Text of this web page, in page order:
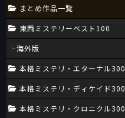
まとめ作品一覧
東西ミステリーベスト100
海外版
本格ミステリ・エターナル300
本格ミステリ・ディケイド300
本格ミステリ・クロニクル300